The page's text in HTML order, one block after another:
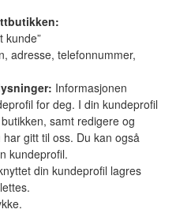
kunde”
adresse, telefonnummer,
Informasjonen
for deg. I din kundeprofil
samt redigere og
gitt til oss. Du kan også
kundeprofil.
din kundeprofil lagres